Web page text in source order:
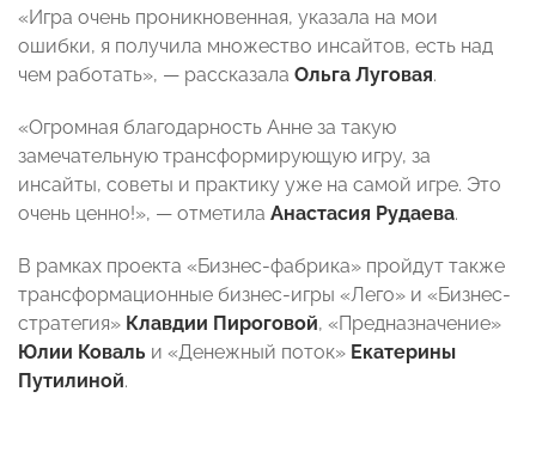
«Игра очень проникновенная, указала на мои
ошибки, я получила множество инсайтов, есть над
чем работать», — рассказала Ольга Луговая.
«Огромная благодарность Анне за такую
замечательную трансформирующую игру, за
инсайты, советы и практику уже на самой игре. Это
очень ценно!», — отметила Анастасия Рудаева.
В рамках проекта «Бизнес-фабрика» пройдут также
трансформационные бизнес-игры «Лего» и «Бизнес-
стратегия» Клавдии Пироговой, «Предназначение»
Юлии Коваль и «Денежный поток» Екатерины
Путилиной.